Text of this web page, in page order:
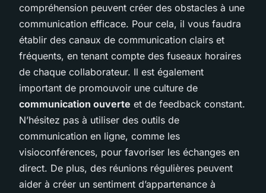
compréhension peuvent créer des obstacles à une
communication efficace. Pour cela, il vous faudra
établir des canaux de communication clairs et
fréquents, en tenant compte des fuseaux horaires
de chaque collaborateur. Il est également
important de promouvoir une culture de
communication ouverte et de feedback constant.
N’hésitez pas à utiliser des outils de
communication en ligne, comme les
visioconférences, pour favoriser les échanges en
direct. De plus, des réunions régulières peuvent
aider à créer un sentiment d’appartenance à